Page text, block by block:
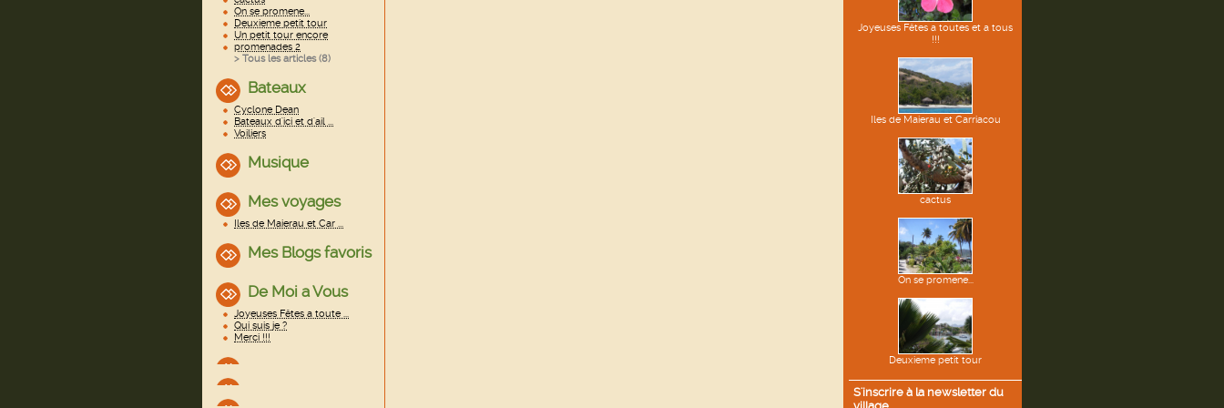
Joyeuses Fêtes a toutes et a tous
!!!
Iles de Maierau et Carriacou
cactus
On se promene...
Deuxieme petit tour
S'inscrire à la newsletter du
On se promene...
Deuxieme petit tour
Un petit tour encore
promenades 2
> Tous les articles (8)
Bateaux
Cyclone Dean
Bateaux d'ici et d'ail ...
Voiliers
Musique
Mes voyages
Iles de Maierau et Car ...
Mes Blogs favoris
De Moi a Vous
Joyeuses Fêtes a toute ...
Qui suis je ?
Merci !!!